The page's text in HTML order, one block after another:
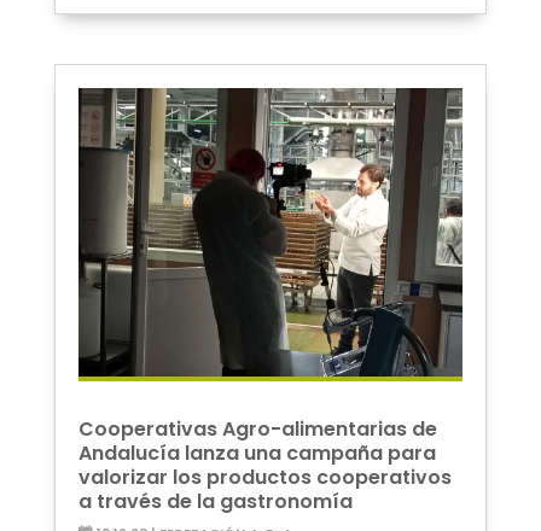
Cooperativas Agro-alimentarias de
Andalucía lanza una campaña para
valorizar los productos cooperativos
a través de la gastronomía